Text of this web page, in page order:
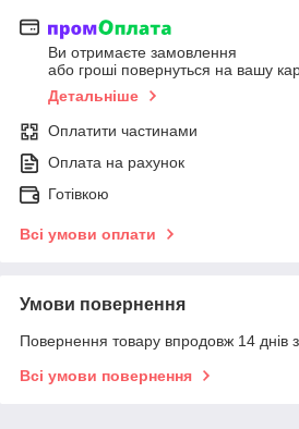
Ви отримаєте замовлення
або гроші повернуться на вашу
Детальніше
Оплатити частинами
Оплата на рахунок
Готівкою
Всі умови оплати
Умови повернення
Повернення товару впродовж 14 днів
Всі умови повернення